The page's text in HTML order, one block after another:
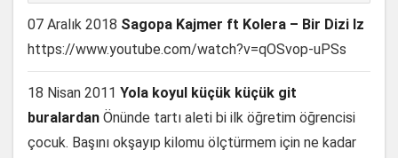
07 Aralık 2018 Sagopa Kajmer ft Kolera – Bir Dizi Iz
https://www.youtube.com/watch?v=qOSvop-uPSs
18 Nisan 2011 Yola koyul küçük küçük git
buralardan Önünde tartı aleti bi ilk öğretim öğrencisi
çocuk. Başını okşayıp kilomu ölçtürmem için ne kadar